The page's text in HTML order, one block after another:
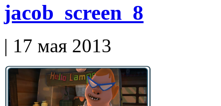
jacob_screen_8
| 17 мая 2013